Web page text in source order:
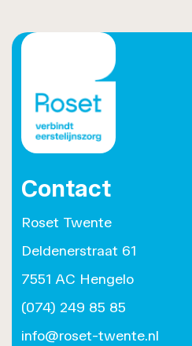
Contact
Roset Twente
Deldenerstraat 61
7551 AC Hengelo
(074) 249 85 85
info@roset-twente.nl